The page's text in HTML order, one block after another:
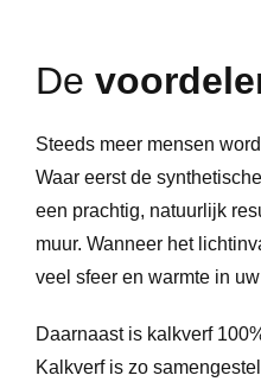
De
Steeds meer mensen
Waar eerst de
een prachtig, natuurlijk
muur. Wanneer het
veel sfeer en warmte in
Daarnaast is kalkverf
Kalkverf is zo